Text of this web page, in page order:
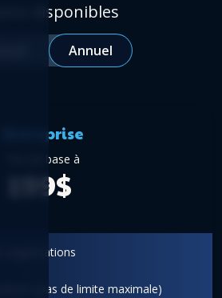
disponibles
Annuel
Entreprise
Prix de base à
199$
organisations
(pas de limite maximale)